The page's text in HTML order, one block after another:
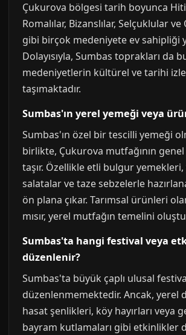
Çukurova bölgesi tarih boyunca
Romalılar, Bizanslılar, Selçuklular ve
gibi birçok medeniyete ev sahipliği
Dolayısıyla, Sumbas toprakları da
medeniyetlerin kültürel ve tarihi
taşımaktadır.
Sumbas'ın yerel yemeği veya
Sumbas'ın özel bir tescilli yemeği
birlikte, Çukurova mutfağının
taşır. Özellikle etli bulgur
salatalar ve taze sebzelerle
ön plana çıkar. Tarımsal ürünleri
mısır, yerel mutfağın temelini
Sumbas'ta hangi festival veya
düzenlenir?
Sumbas'ta büyük çaplı ulusal
düzenlenmemektedir. Ancak, yerel
hasat şenlikleri, köy hayırları veya
bayram kutlamaları gibi etkinlikler